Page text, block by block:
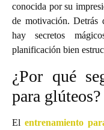
conocida por su
de motivación. Detrás
hay secretos
planificación bien
¿Por qué
para glúteos?
Elentrenamiento